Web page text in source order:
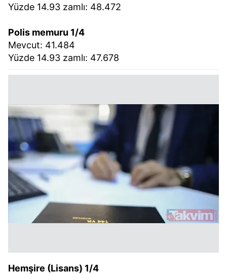
Yüzde 14.93 zamlı: 48.472
Polis memuru 1/4
Mevcut: 41.484
Yüzde 14.93 zamlı: 47.678
Hemşire (Lisans) 1/4